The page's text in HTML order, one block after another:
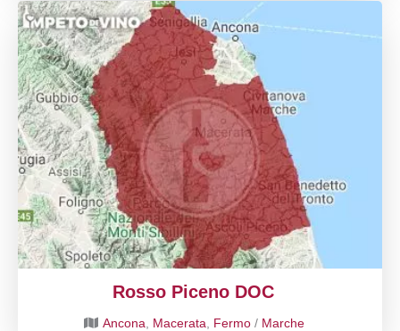
Rosso Piceno DOC
Ancona Macerata Fermo / Marche